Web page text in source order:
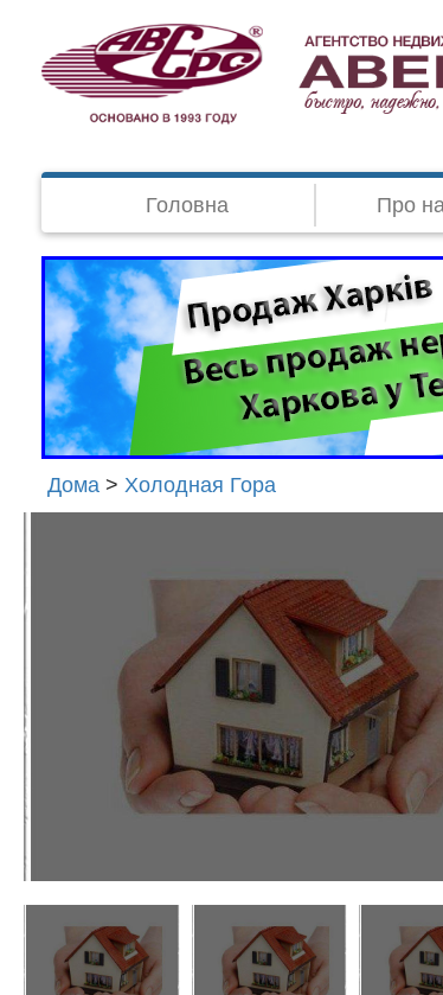
Головна Про
Дома > Холодная Гора
недвижимости
"Аверс"